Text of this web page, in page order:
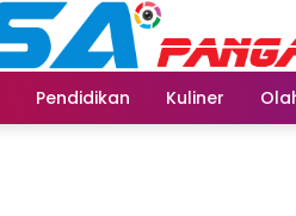
Pendidikan Kuliner